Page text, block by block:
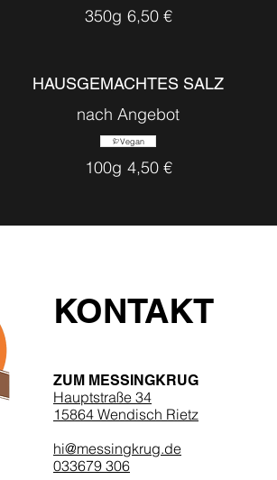
350g 6,50 €
HAUSGEMACHTES SALZ
nach Angebot
100g 4,50 €
Vegan
KONTAKT
ZUM MESSINGKRUG
Hauptstraße 34
15864 Wendisch Rietz
hi@messingkrug.de
033679 306